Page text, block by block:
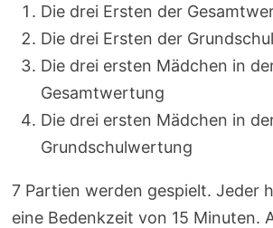
Die drei Ersten der
Die drei Ersten der
Die drei ersten Mädchen in
Gesamtwertung
Die drei ersten Mädchen in
Grundschulwertung
7 Partien werden gespielt. Jeder
eine Bedenkzeit von 15 Minuten.